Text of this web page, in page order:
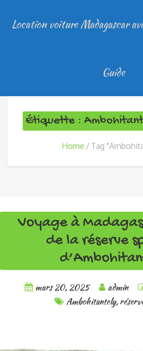
Location voiture Madagascar
Guide
Étiquette :
Home Tag
Voyage à
de la réserve
mars 20, 2025 admin
Ambohitantely,